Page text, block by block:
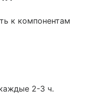
к компонентам
2-3 ч.